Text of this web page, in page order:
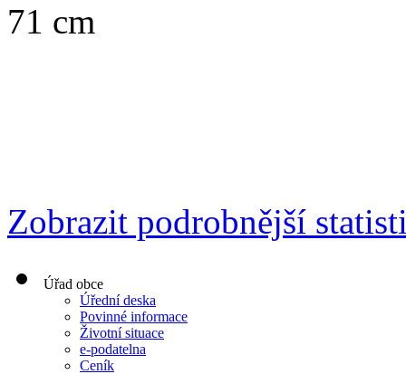
71 cm
Zobrazit podrobnější
Úřad obce
Úřední deska
Povinné informace
Životní situace
e-podatelna
Ceník